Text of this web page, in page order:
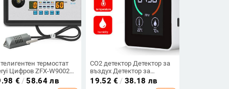
термостат
Цифров ZFX-W9002
Контрол на
и
€ /58.64 лв
CO2 детектор Детектор за
въздух Детектор за
въглероден диоксид
Селскостопанско
19.52 € / 38.18 лв